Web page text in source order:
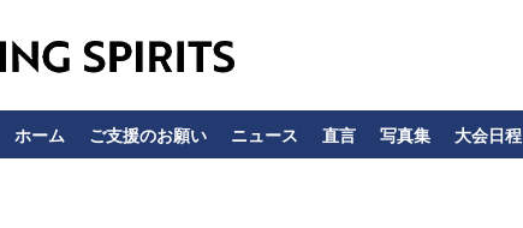
ホーム ご支援のお願い ニュース 直言 写真集 大会日程